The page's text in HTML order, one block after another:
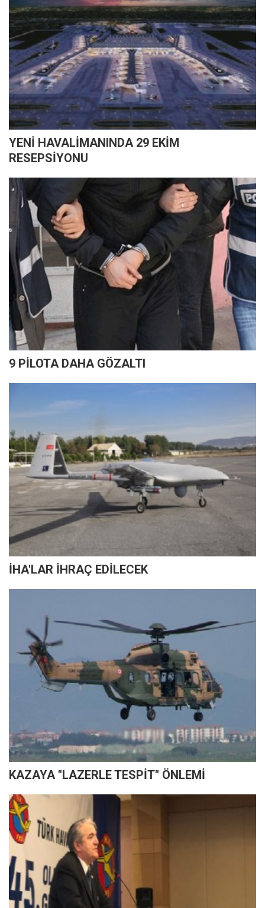
YENİ HAVALİMANINDA 29 EKİM
RESEPSİYONU
9 PİLOTA DAHA GÖZALTI
İHA'LAR İHRAÇ EDİLECEK
KAZAYA "LAZERLE TESPİT" ÖNLEMİ